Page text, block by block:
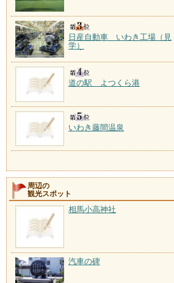
日産自動車 いわき工場（見
学）
道の駅 よつくら港
いわき藤間温泉
周辺の
観光スポット
相馬小高神社
汽車の碑